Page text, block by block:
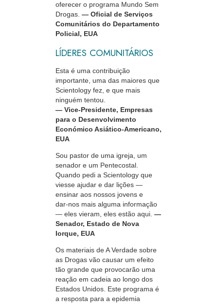
oferecer o programa Mundo Sem
Drogas. — Oficial de Serviços
Comunitários do Departamento
Policial, EUA
LÍDERES COMUNITÁRIOS
Esta é uma contribuição
importante, uma das maiores que
Scientology fez, e que mais
ninguém tentou.
— Vice-Presidente, Empresas
para o Desenvolvimento
Económico Asiático‑Americano,
EUA
Sou pastor de uma igreja, um
senador e um Pentecostal.
Quando pedi a Scientology que
viesse ajudar e dar lições —
ensinar aos nossos jovens e
dar-nos mais alguma informação
— eles vieram, eles estão aqui. —
Senador, Estado de Nova
Iorque, EUA
Os materiais de A Verdade sobre
as Drogas vão causar um efeito
tão grande que provocarão uma
reação em cadeia ao longo dos
Estados Unidos. Este programa é
a resposta para a epidemia